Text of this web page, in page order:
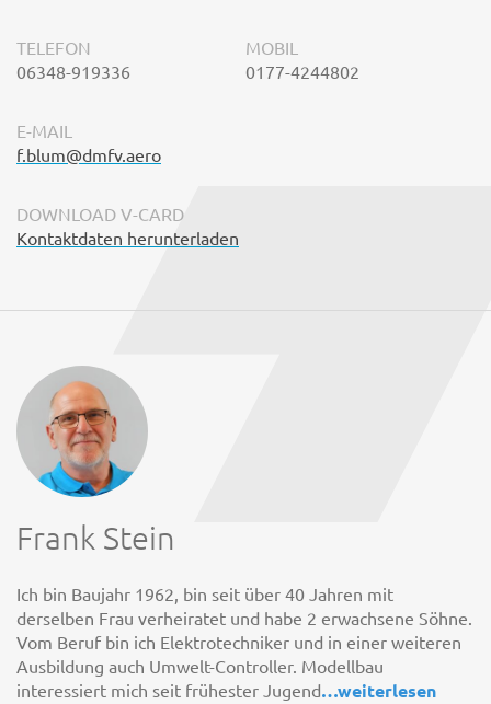
TELEFON
06348-919336
MOBIL
0177-4244802
E-MAIL
f.blum@dmfv.aero
DOWNLOAD V-CARD
Kontaktdaten herunterladen
Frank Stein
Ich bin Baujahr 1962, bin seit über 40 Jahren mit
derselben Frau verheiratet und habe 2 erwachsene Söhne.
Vom Beruf bin ich Elektrotechniker und in einer weiteren
Ausbildung auch Umwelt-Controller. Modellbau
interessiert mich seit frühester Jugend…weiterlesen